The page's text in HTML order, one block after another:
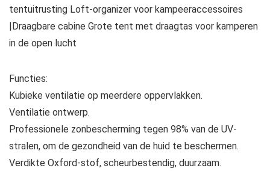
tentuitrusting Loft-organizer voor kampeeraccessoires
|Draagbare cabine Grote tent met draagtas voor kamperen
in de open lucht
Functies:
Kubieke ventilatie op meerdere oppervlakken.
Ventilatie ontwerp.
Professionele zonbescherming tegen 98% van de UV-
stralen, om de gezondheid van de huid te beschermen.
Verdikte Oxford-stof, scheurbestendig, duurzaam.